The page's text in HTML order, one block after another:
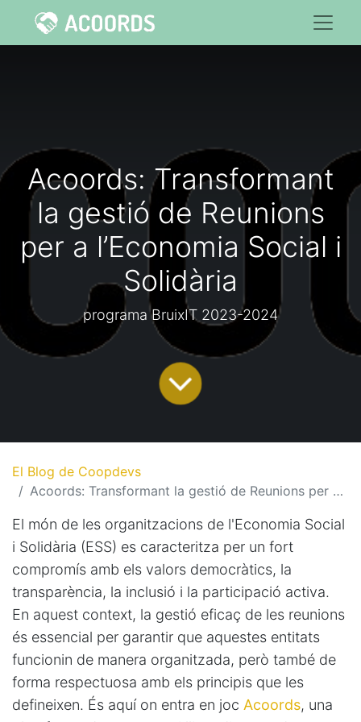
Acoords: Transformant
la gestió de Reunions
per a l’Economia Social i
Solidària
programa BruixIT 2023-2024
El Blog de Coopdevs
Acoords: Transformant la gestió de Reunions per a l’Economia Social i Solidària
El món de les organitzacions de l'Economia Social
i Solidària (ESS) es caracteritza per un fort
compromís amb els valors democràtics, la
transparència, la inclusió i la participació activa.
En aquest context, la gestió eficaç de les reunions
és essencial per garantir que aquestes entitats
funcionin de manera organitzada, però també de
forma respectuosa amb els principis que les
defineixen. És aquí on entra en joc Acoords, una